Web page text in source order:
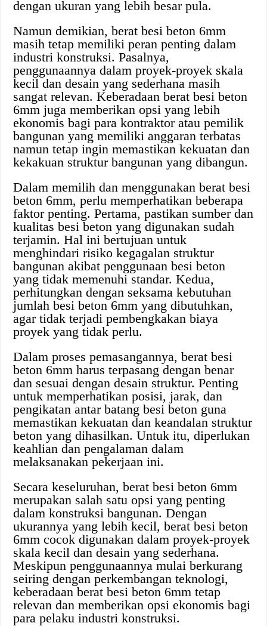
dengan ukuran yang lebih besar pula.
Namun demikian, berat besi beton 6mm
masih tetap memiliki peran penting dalam
industri konstruksi. Pasalnya,
penggunaannya dalam proyek-proyek skala
kecil dan desain yang sederhana masih
sangat relevan. Keberadaan berat besi beton
6mm juga memberikan opsi yang lebih
ekonomis bagi para kontraktor atau pemilik
bangunan yang memiliki anggaran terbatas
namun tetap ingin memastikan kekuatan dan
kekakuan struktur bangunan yang dibangun.
Dalam memilih dan menggunakan berat besi
beton 6mm, perlu memperhatikan beberapa
faktor penting. Pertama, pastikan sumber dan
kualitas besi beton yang digunakan sudah
terjamin. Hal ini bertujuan untuk
menghindari risiko kegagalan struktur
bangunan akibat penggunaan besi beton
yang tidak memenuhi standar. Kedua,
perhitungkan dengan seksama kebutuhan
jumlah besi beton 6mm yang dibutuhkan,
agar tidak terjadi pembengkakan biaya
proyek yang tidak perlu.
Dalam proses pemasangannya, berat besi
beton 6mm harus terpasang dengan benar
dan sesuai dengan desain struktur. Penting
untuk memperhatikan posisi, jarak, dan
pengikatan antar batang besi beton guna
memastikan kekuatan dan keandalan struktur
beton yang dihasilkan. Untuk itu, diperlukan
keahlian dan pengalaman dalam
melaksanakan pekerjaan ini.
Secara keseluruhan, berat besi beton 6mm
merupakan salah satu opsi yang penting
dalam konstruksi bangunan. Dengan
ukurannya yang lebih kecil, berat besi beton
6mm cocok digunakan dalam proyek-proyek
skala kecil dan desain yang sederhana.
Meskipun penggunaannya mulai berkurang
seiring dengan perkembangan teknologi,
keberadaan berat besi beton 6mm tetap
relevan dan memberikan opsi ekonomis bagi
para pelaku industri konstruksi.